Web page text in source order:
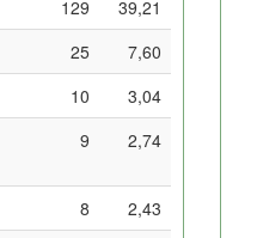
129
39,21
25
7,60
10
3,04
9 2,74
8
2,43